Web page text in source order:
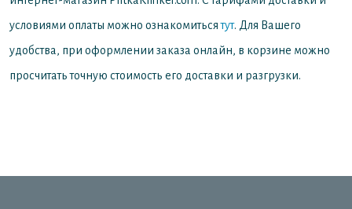
условиями оплаты можно ознакомитьсятут. Для Вашего
удобства, при оформлении заказа онлайн, в корзине можно
просчитать точную стоимость его доставки и разгрузки.